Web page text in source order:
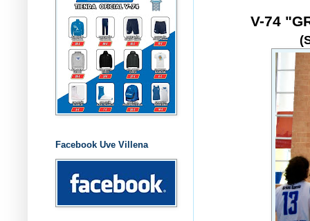
V-74
Facebook Uve Villena